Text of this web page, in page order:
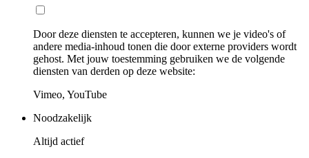
Door deze diensten te accepteren, kunnen we je video's of
andere media-inhoud tonen die door externe providers wordt
gehost. Met jouw toestemming gebruiken we de volgende
diensten van derden op deze website:
Vimeo, YouTube
Noodzakelijk
Altijd actief